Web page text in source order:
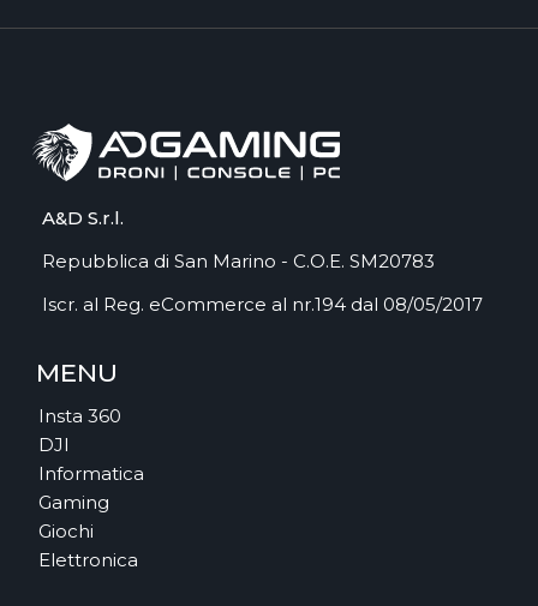
A&D S.r.l.
Repubblica di San Marino - C.O.E. SM20783
Iscr. al Reg. eCommerce al nr.194 dal 08/05/2017
MENU
Insta 360
DJI
Informatica
Gaming
Giochi
Elettronica